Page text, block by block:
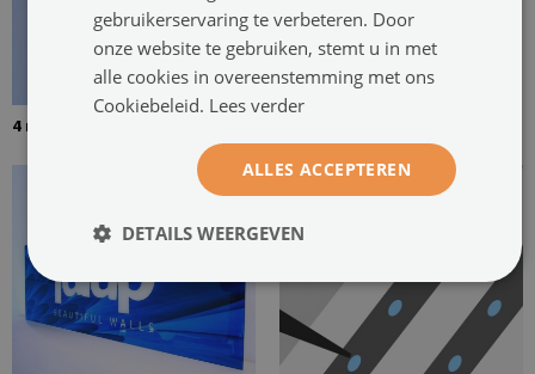
4 mm dik gehard glas
gebruikerservaring te verbeteren. Door
onze website te gebruiken, stemt u in met
alle cookies in overeenstemming met ons
Cookiebeleid. Lees verder
ALLES ACCEPTEREN
DETAILS WEERGEVEN